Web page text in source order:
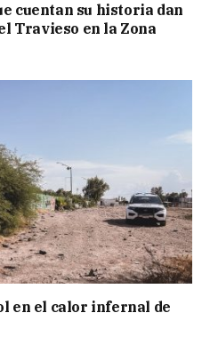
cuentan su historia dan
Travieso en la Zona
en el calor infernal de